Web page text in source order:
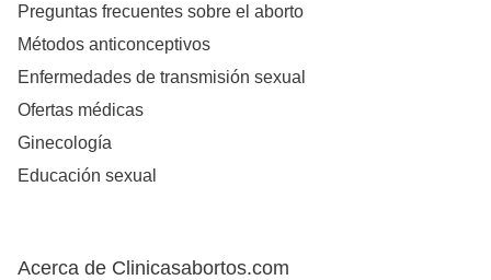
Preguntas frecuentes sobre el aborto
Métodos anticonceptivos
Enfermedades de transmisión sexual
Ofertas médicas
Ginecología
Educación sexual
Acerca de Clinicasabortos.com